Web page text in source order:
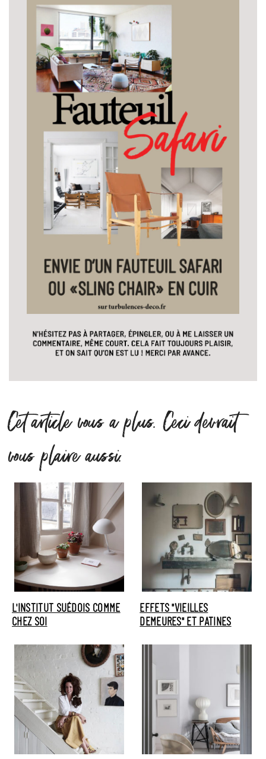
Cet article vous a plus. Ceci devrait
vous plaire aussi.
L'INSTITUT SUÉDOIS COMME
CHEZ SOI
EFFETS "VIEILLES
DEMEURES" ET PATINES